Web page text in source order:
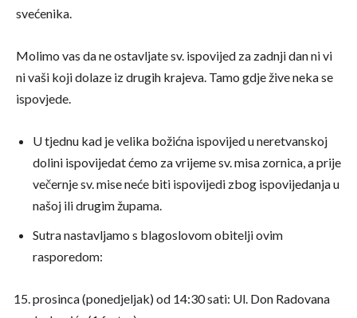
svećenika.
Molimo vas da ne ostavljate sv. ispovijed za zadnji dan ni vi
ni vaši koji dolaze iz drugih krajeva. Tamo gdje žive neka se
ispovjede.
U tjednu kad je velika božićna ispovijed u neretvanskoj
dolini ispovijedat ćemo za vrijeme sv. misa zornica, a prije
večernje sv. mise neće biti ispovijedi zbog ispovijedanja u
našoj ili drugim župama.
Sutra nastavljamo s blagoslovom obitelji ovim
rasporedom:
prosinca (ponedjeljak) od 14:30 sati: Ul. Don Radovana